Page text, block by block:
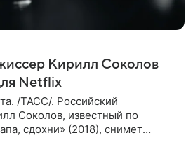
Кирилл Соколов
Netflix
/ТАСС/. Российский
Соколов, известный по
сдохни» (2018), снимет